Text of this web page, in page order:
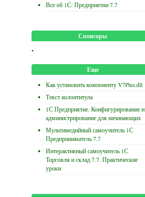
Все об 1С: Предприятии 7.7
Спонсоры
•
Еще
Как установить компоненту V7Plus.dll
Текст колонтитула
1С Предприятие. Конфигурирование и
администрирование для начинающих
Мультимедийный самоучитель 1С
Предприниматель 7.7
Интерактивный самоучитель 1С
Торговля и склад 7.7. Практические
уроки